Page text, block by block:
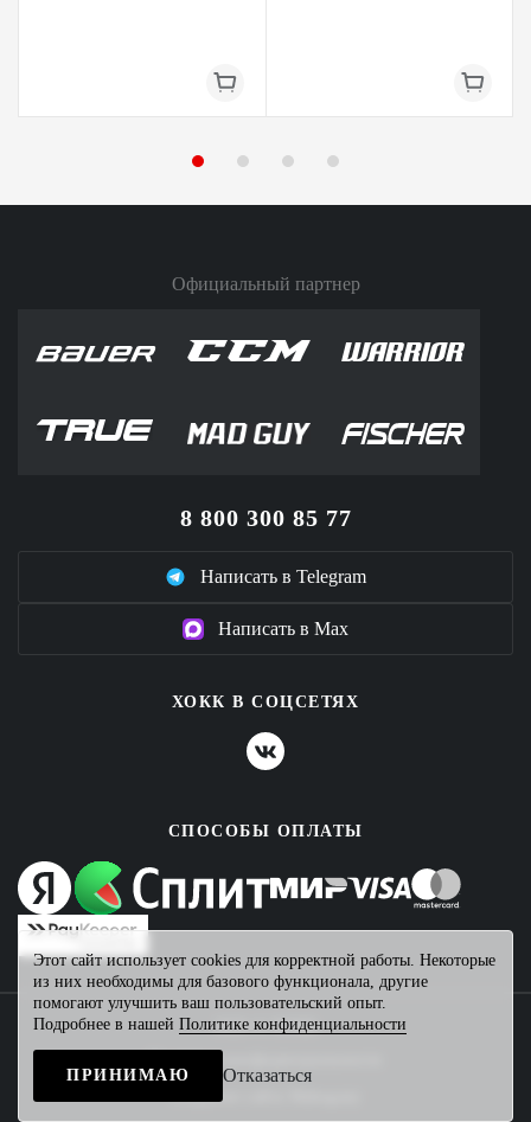
Официальный партнер
8 800 300 85 77
Написать в Telegram
Написать в Max
ХОКК В СОЦСЕТЯХ
СПОСОБЫ ОПЛАТЫ
2026 © ХОКК
Создание сайта
Этот сайт использует cookies для корректной работы. Некоторые
из них необходимы для базового функционала, другие
помогают улучшить ваш пользовательский опыт.
Подробнее в нашей Политике конфиденциальности
ПРИНИМАЮ Отказаться